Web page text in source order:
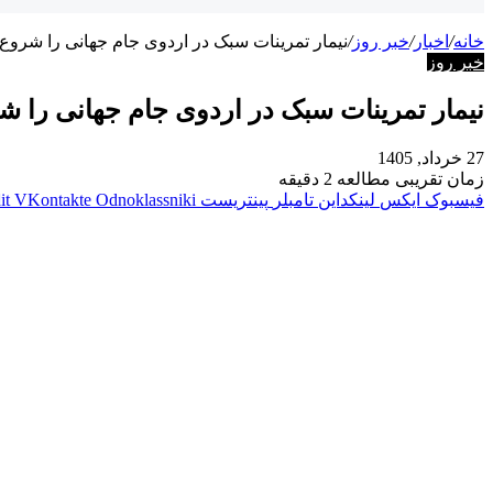
خانه/ اخبار/خبر روز/نیمار تمرینات سبک در اردوی جام جهانی را
خبر روز
نیمار تمرینات سبک در اردوی جام جهانی را
27 خرداد, 1405
زمان تقریبی مطالعه 2 دقیقه
فیسبوک ایکس لینکداین تامبلر پینتریست VKontakte Odnoklassniki